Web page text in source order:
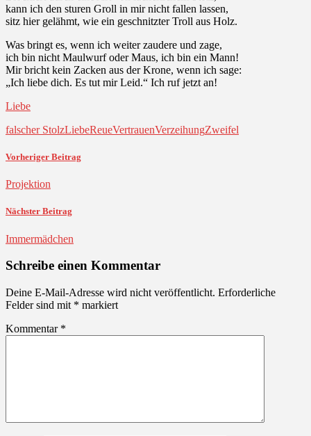
kann ich den sturen Groll in mir nicht fallen lassen,
sitz hier gelähmt, wie ein geschnitzter Troll aus Holz.
Was bringt es, wenn ich weiter zaudere und zage,
ich bin nicht Maulwurf oder Maus, ich bin ein Mann!
Mir bricht kein Zacken aus der Krone, wenn ich sage:
„Ich liebe dich. Es tut mir Leid.“ Ich ruf jetzt an!
Liebe
falscher StolzLiebeReueVertrauenVerzeihungZweifel
Vorheriger Beitrag
Projektion
Nächster Beitrag
Immermädchen
Schreibe einen Kommentar
Deine E-Mail-Adresse wird nicht veröffentlicht. Erforderliche
Felder sind mit * markiert
Kommentar *